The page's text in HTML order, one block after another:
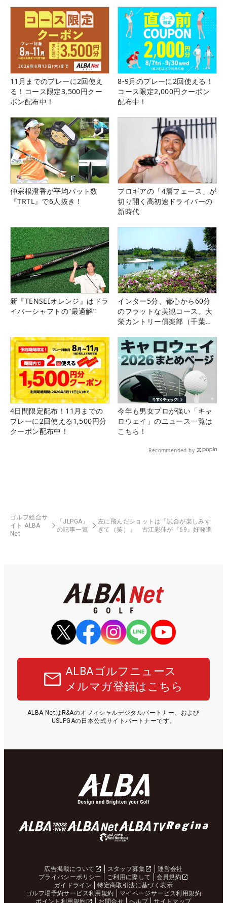
11月までのプレーに2回使え
る！コース限定3,500円クー
ポン配布中！
8-9月のプレーに2回使える！
コース限定2,000円クーポン
配布中！
仲宗根澄香が平均パット数
『TRTL』で6人抜き！
プロギアの「4層フェース」が
切り開く高初速ドライバーの
新時代
新『TENSEIオレンジ』はドラ
イバーシャフトの“最適解”
インター5分、都心から60分
のフラットな美観コース。大
栄カントリー俱楽部（千葉
4日間限定配布！11月までの
プレーに2回使える1,500円分
クーポン配布中！
今年も男女プロが強い「キャ
ロウェイ」のニュース一覧は
こちら！
Recommended by
ゴルフ総合サ
イト ALBA
Net
「JLPGA」
の記事一覧
左に飛んだショットは「試合が楽しみす
ぎて（笑）」 古江彩佳が『69』好発進
ALBAゴルフニュース
メルマガ登録はこちら
ALBA NetはR&Aのオフィシャルデジタルパートナー、および
USLPGAの日本公式サイトパートナーです。
広告掲載について スタッフ募集
運営会社
プライバシーポリシー
ご利用に際して
会員規約
ガイドライン
特定商取引法に基づく表示
ゴルフ場予約サービス利用規約
マイページサービス利用規約
ポイント利用規約
お問合せ ヘルプ サイトマップ